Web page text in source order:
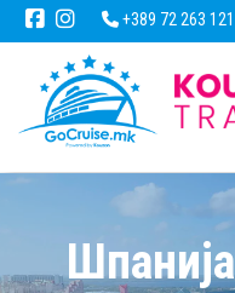
+389 72 263 121
Шпанија